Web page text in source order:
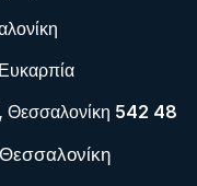
Θεσσαλονίκη 542 48